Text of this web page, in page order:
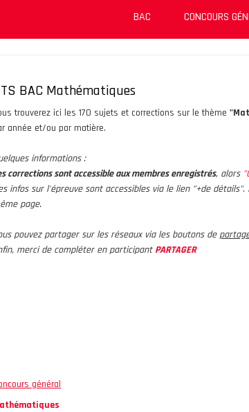
BAC CONCOURS
BAC Mathématiques
trouverez ici les 170 sujets et corrections sur le thème
année et/ou par matière.
informations :
corrections sont accessible aux membres enregistrés, alors
infos sur l'épreuve sont accessibles via le lien "+de
page.
pouvez partager sur les réseaux via les boutons de
merci de compléter en participant PARTAGER
général